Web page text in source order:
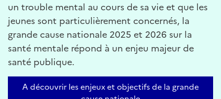
un trouble mental au cours de sa vie et que les
jeunes sont particulièrement concernés, la
grande cause nationale 2025 et 2026 sur la
santé mentale répond à un enjeu majeur de
santé publique.
A découvrir les enjeux et objectifs de la grande